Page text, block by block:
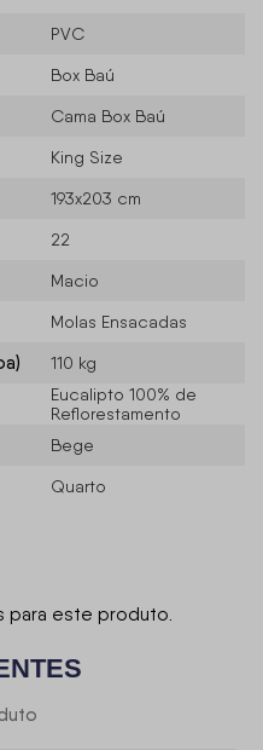
PVC
Box Baú
Cama Box Baú
King Size
193x203 cm
22
Macio
Molas Ensacadas
110 kg
Eucalipto 100% de
Reflorestamento
Bege
Quarto
para este produto.